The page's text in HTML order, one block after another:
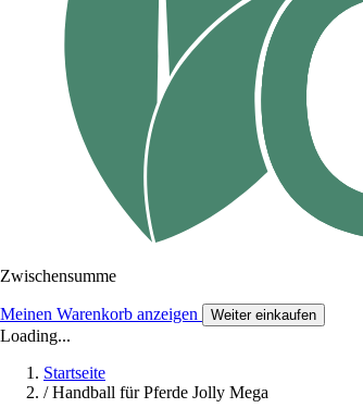
Zwischensumme
Meinen Warenkorb anzeigen Weiter einkaufen
Loading...
Startseite
/ Handball für Pferde Jolly Mega